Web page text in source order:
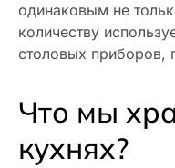
одинаковым не
количеству
столовых приборов,
Что мы
кухнях?